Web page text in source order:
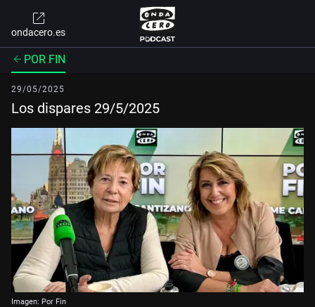
ondacero.es
POR FIN
29/05/2025
Los dispares 29/5/2025
Imagen: Por Fin